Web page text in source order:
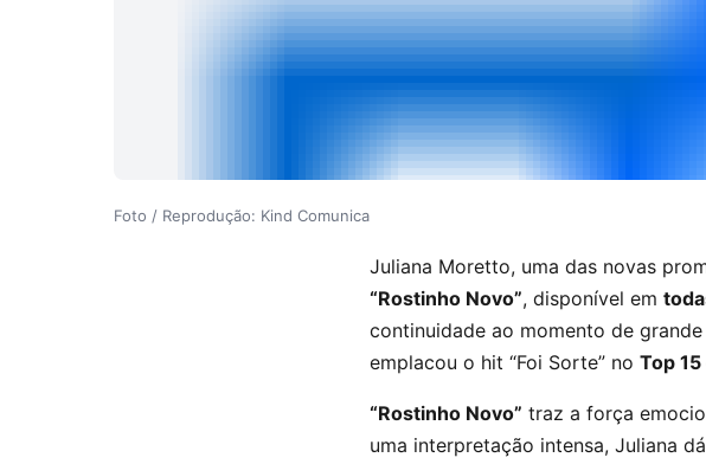
Foto / Reprodução: Kind Comunica
Juliana Moretto, uma das novas
“Rostinho Novo”, disponível em
continuidade ao momento de
emplacou o hit “Foi Sorte” no Top
“Rostinho Novo” traz a força
uma interpretação intensa, Juliana